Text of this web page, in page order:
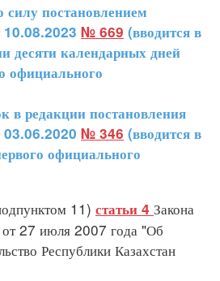
постановлением
10.08.2023 № 669 (вводится в
десяти календарных дней
официального
редакции постановления
03.06.2020 № 346 (вводится в
официального
11) статьи 4 Закона
от 27 июля 2007 года "Об
Республики Казахстан